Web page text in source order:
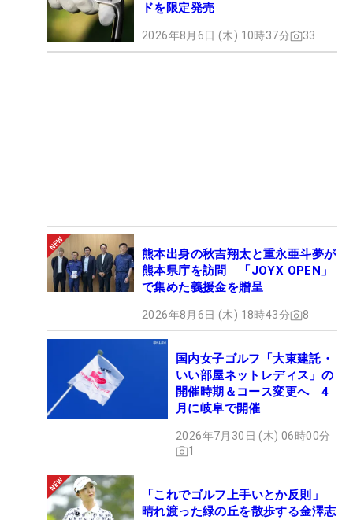
ドを限定発売
2026年8月6日 (木) 10時37分 33
熊本出身の秋吉翔太と重永亜斗夢が
熊本県庁を訪問 「JOYX OPEN」
で集めた義援金を贈呈
2026年8月6日 (木) 18時43分 8
国内女子ゴルフ「大東建託・
いい部屋ネットレディス」の
開催時期＆コース変更へ 4
月に岐阜で開催
2026年7月30日 (木) 06時00分
1
「これでゴルフ上手いとか反則」
晴れ渡った緑の丘を散歩する金澤志